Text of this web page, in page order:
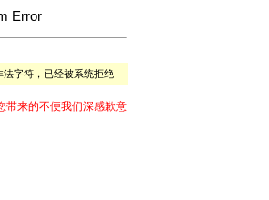
Error
字符，已经被系统拒绝
带来的不便我们深感歉意